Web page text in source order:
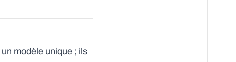
modèle unique ; ils